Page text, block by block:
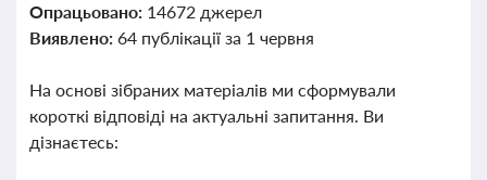
Опрацьовано: 14672 джерел
Виявлено: 64 публікації за 1 червня
На основі зібраних матеріалів ми сформували
короткі відповіді на актуальні запитання. Ви
дізнаєтесь: